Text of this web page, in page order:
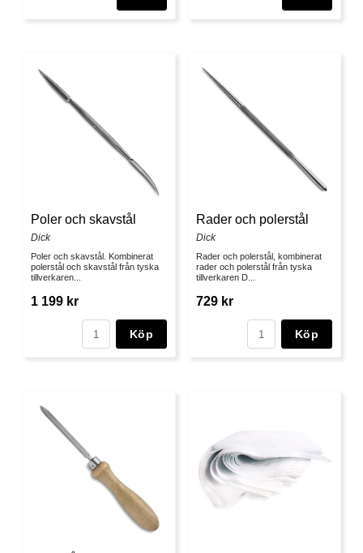
Poler och skavstål
Dick
Poler och skavstål. Kombinerat
polerstål och skavstål från tyska
tillverkaren...
1 199 kr
Köp
Rader och polerstål
Dick
Rader och polerstål, kombinerat
rader och polerstål från tyska
tillverkaren D...
729 kr
Köp